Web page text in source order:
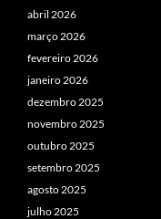
abril 2026
março 2026
fevereiro 2026
janeiro 2026
dezembro 2025
novembro 2025
outubro 2025
setembro 2025
agosto 2025
julho 2025